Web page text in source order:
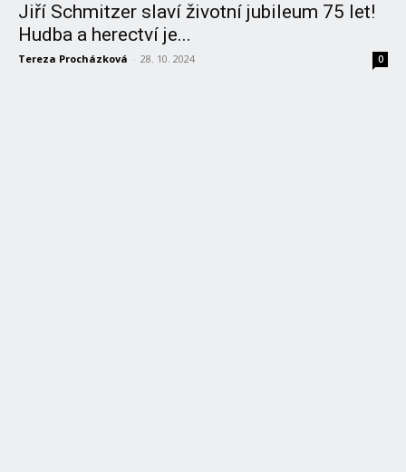
Jiří Schmitzer slaví životní jubileum 75 let!
Hudba a herectví je...
Tereza Procházková - 28. 10. 2024 0